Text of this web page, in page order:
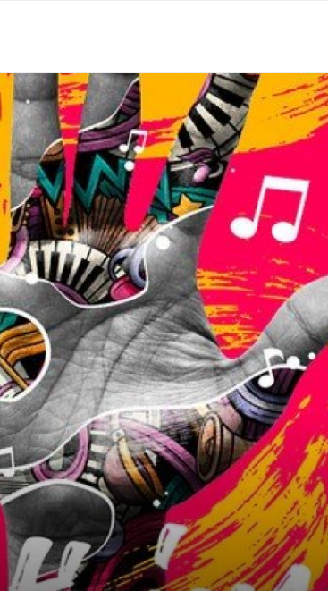
OCIO RESTAURANTES LLEVA TU